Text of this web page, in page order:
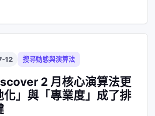
12 搜尋動態與演算法
2 月核心演算法更
化」與「專業度」成了排